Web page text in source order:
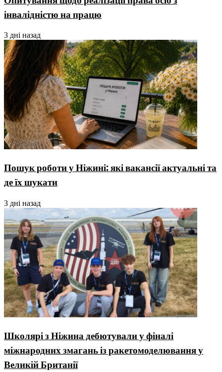
інвалідністю на працю
3 дні назад
Пошук роботи у Ніжині: які вакансії актуальні та
де їх шукати
3 дні назад
Школярі з Ніжина дебютували у фіналі
міжнародних змагань із ракетомоделювання у
Великій Британії